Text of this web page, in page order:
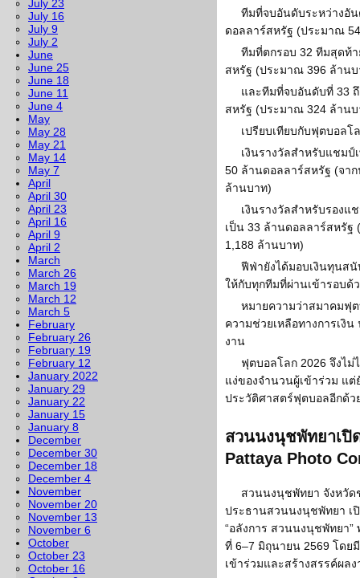
July 23
July 16
July 9
July 2
June
June 25
June 18
June 11
June 4
May
May 28
May 21
May 14
May 7
April
April 30
April 23
April 16
April 9
April 2
March
March 26
March 19
March 12
March 5
February
February 26
February 19
February 12
January 2022
January 29
January 22
January 15
January 8
December
December 30
December 18
December 4
November
November 20
November 13
November 6
October
October 23
October 16
ทีมที่จบอันดับระหว่างอั
ดอลลาร์สหรัฐ (ประมาณ
ทีมที่ตกรอบ 32 ทีมสุดท้
สหรัฐ (ประมาณ 396 ล้าน
และทีมที่จบอันดับที่ 33
สหรัฐ (ประมาณ 324 ล้าน
เปรียบเทียบกับฟุตบอลโ
เงินรางวัลสำหรับแชม
50 ล้านดอลลาร์สหรัฐ (จา
ล้านบาท)
เงินรางวัลสำหรับรอง
เป็น 33 ล้านดอลลาร์สหรัฐ
1,188 ล้านบาท)
ฟีฟ่ายังได้มอบเงินทุนส
ให้กับทุกทีมที่ผ่านเข้ารอบด้
หมายความว่าสมาคมฟุ
ความช่วยเหลือทางการเงิ
งาน
ฟุตบอลโลก 2026 จึงไ
แง่ของจำนวนผู้เข้าร่วม แ
ประวัติศาสตร์ฟุตบอลอีกด้ว
สวนนงนุชพัทยาเปิ
Pattaya Photo
สวนนงนุชพัทยา จังหวั
ประธานสวนนงนุชพัทยา เ
“อลังการ สวนนงนุชพัทยา”
ที่ 6–7 มิถุนายน 2569 โดย
เข้าร่วมและสร้างสรรค์ผล